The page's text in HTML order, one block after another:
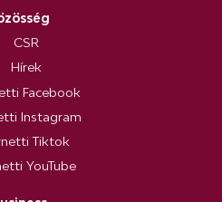
CSR
Hírek
Facebook
Instagram
Tiktok
YouTube